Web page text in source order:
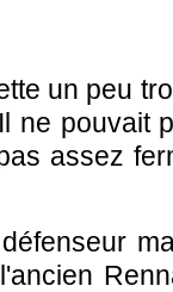
un peu
ne pouvait
assez